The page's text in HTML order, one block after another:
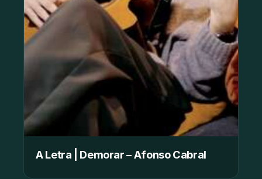
A Letra | Demorar – Afonso Cabral